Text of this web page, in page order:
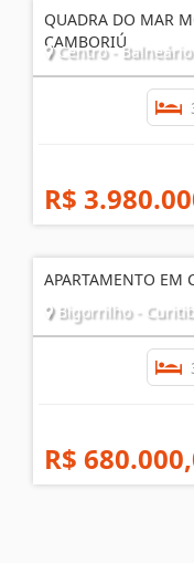
QUADRA DO MAR
CAMBORIÚ
Centro -
R$
APARTAMENTO EM
Bigorrilho -
R$